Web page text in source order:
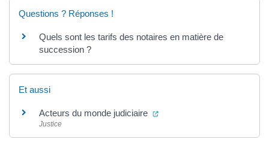
Questions ? Réponses !
Quels sont les tarifs des notaires en matière de
succession ?
Et aussi
Acteurs du monde judiciaire (ouverture dans un nouvel
Justice